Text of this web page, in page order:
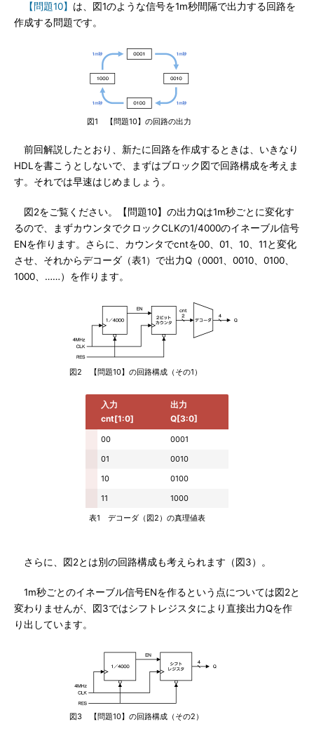
【問題10】 は、図1のような信号を1m秒間隔で出力する回路を
作成する問題です。
図1 【問題10】の回路の出力
前回解説したとおり、新たに回路を作成するときは、いきなり
HDLを書こうとしないで、まずはブロック図で回路構成を考えま
す。それでは早速はじめましょう。
図2をご覧ください。【問題10】の出力Qは1m秒ごとに変化す
るので、まずカウンタでクロックCLKの1/4000のイネーブル信号
ENを作ります。さらに、カウンタでcntを00、01、10、11と変化
させ、それからデコーダ（表1）で出力Q（0001、0010、0100、
1000、……）を作ります。
図2 【問題10】の回路構成（その1）
入力
cnt[1:0]
出力
Q[3:0]
00
0001
01
0010
10
0100
11
1000
表1 デコーダ（図2）の真理値表
さらに、図2とは別の回路構成も考えられます（図3）。
1m秒ごとのイネーブル信号ENを作るという点については図2と
変わりませんが、図3ではシフトレジスタにより直接出力Qを作
り出しています。
図3 【問題10】の回路構成（その2）